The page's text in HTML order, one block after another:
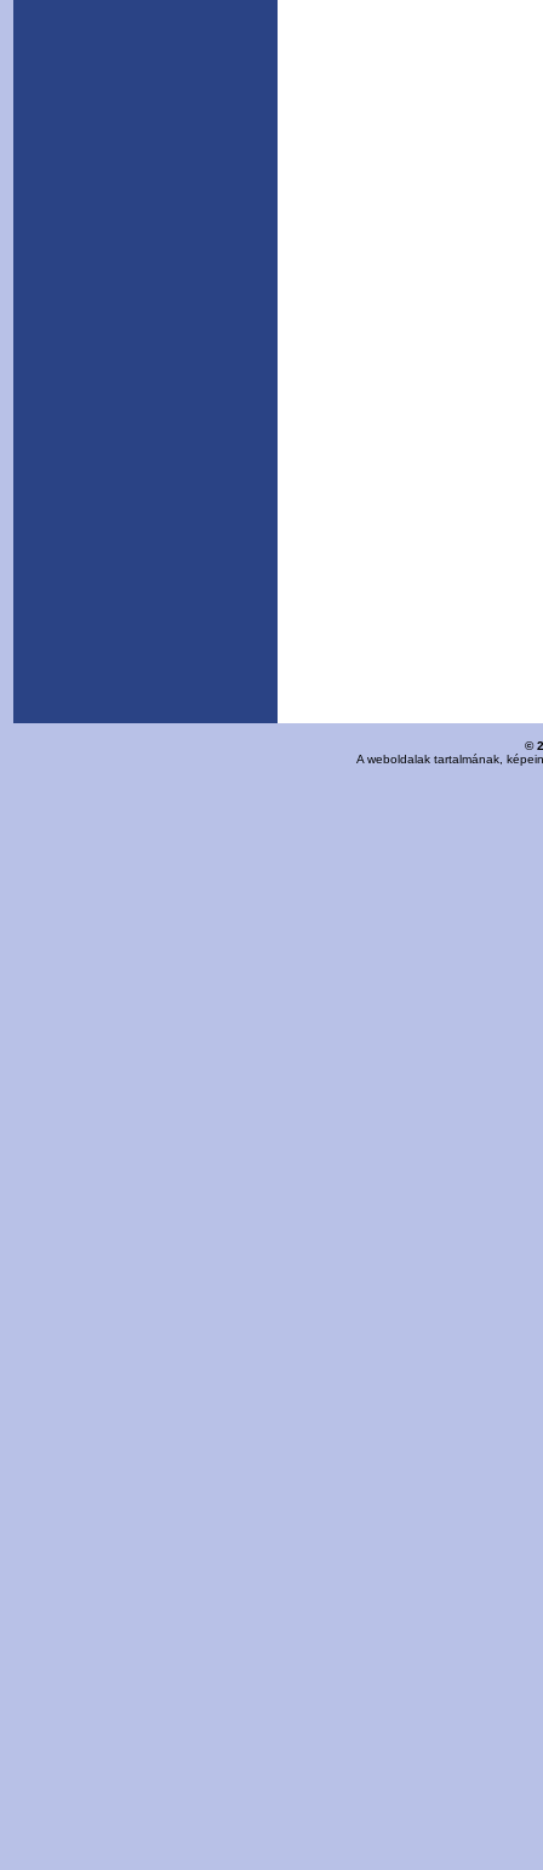
©
A weboldalak tartalmának,